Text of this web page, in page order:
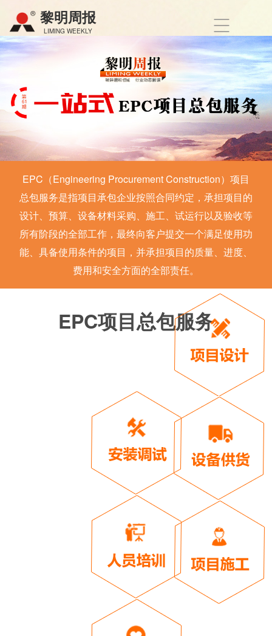
黎明周报
LIMING WEEKLY
EPC（Engineering Procurement Construction）项目
总包服务是指项目承包企业按照合同约定，承担项目的
设计、预算、设备材料采购、施工、试运行以及验收等
所有阶段的全部工作，最终向客户提交一个满足使用功
能、具备使用条件的项目，并承担项目的质量、进度、
费用和安全方面的全部责任。
EPC项目总包服务